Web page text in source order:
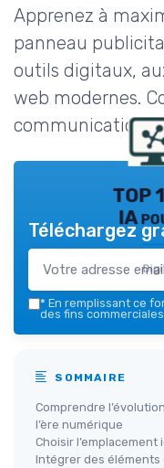
Apprenez à
panneau
outils digitaux,
web modernes.
communication
TOP
IA
Téléchargez
* En remplissant ce
des fins
SOMMAIRE
Comprendre
l’ère numérique
Choisir
Intégrer des éléments